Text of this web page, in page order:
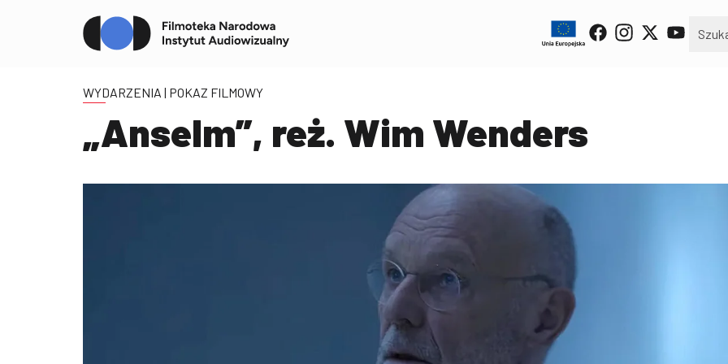
WYDARZENIA | POKAZ FILMOWY
„Anselm”, reż. Wim Wenders